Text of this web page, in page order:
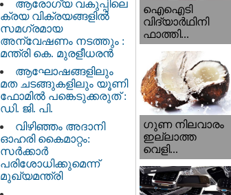
ആരോഗ്യ വകുപ്പിലെ
ക്രയ വിക്രയങ്ങളിൽ
സമഗ്രമായ
അന്വേഷണം നടത്തും :
മന്ത്രി കെ. മുരളീധരൻ
ആഘോഷങ്ങളിലും
മത ചടങ്ങുകളിലും യൂണി
ഫോമിൽ പങ്കെടുക്കരുത് :
ഡി. ജി. പി.
വിഴിഞ്ഞം അദാനി
ഓഹരി കൈമാറ്റം:
സർക്കാർ
പരിശോധിക്കുമെന്ന്
മുഖ്യമന്ത്രി
ഐഐടി
വിദ്യാര്‍ഥിനി
ഫാത്തി...
ഗുണ നിലവാരം
ഇല്ലാത്ത
വെളി...